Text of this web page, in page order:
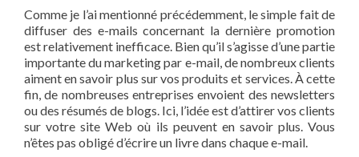
Comme je l’ai mentionné précédemment, le simple fait de
diffuser des e-mails concernant la dernière promotion
est relativement inefficace. Bien qu’il s’agisse d’une partie
importante du marketing par e-mail, de nombreux clients
aiment en savoir plus sur vos produits et services. À cette
fin, de nombreuses entreprises envoient des newsletters
ou des résumés de blogs. Ici, l’idée est d’attirer vos clients
sur votre site Web où ils peuvent en savoir plus. Vous
n’êtes pas obligé d’écrire un livre dans chaque e-mail.